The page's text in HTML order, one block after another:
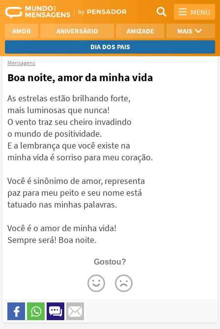
MENU
AMOR ANIVERSÁRIO AMIZADE
MAIS
DIA DOS PAIS
REFLEXÃO
AGRADECIMENTO
NAMORO
Mensagens
Boa noite, amor da minha vida
As estrelas estão brilhando forte,
mais luminosas que nunca!
O vento traz seu cheiro invadindo
o mundo de positividade.
E a lembrança que você existe na
minha vida é sorriso para meu coração.
Você é sinônimo de amor, representa
paz para meu peito e seu nome está
tatuado nas minhas palavras.
Você é o amor de minha vida!
Sempre será! Boa noite.
Gostou?